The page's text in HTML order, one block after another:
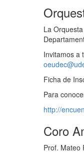
La
Invitamos a
Ficha de
Para
http://
Coro
Prof. Mateo